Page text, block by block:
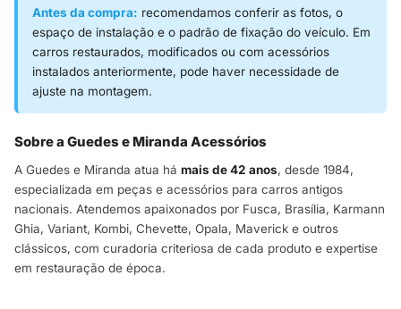
Antes da compra: recomendamos conferir as fotos, o
espaço de instalação e o padrão de fixação do veículo. Em
carros restaurados, modificados ou com acessórios
instalados anteriormente, pode haver necessidade de
ajuste na montagem.
Sobre a Guedes e Miranda Acessórios
A Guedes e Miranda atua há mais de 42 anos, desde 1984,
especializada em peças e acessórios para carros antigos
nacionais. Atendemos apaixonados por Fusca, Brasília, Karmann
Ghia, Variant, Kombi, Chevette, Opala, Maverick e outros
clássicos, com curadoria criteriosa de cada produto e expertise
em restauração de época.